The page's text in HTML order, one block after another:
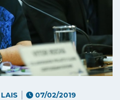
07/02/2019